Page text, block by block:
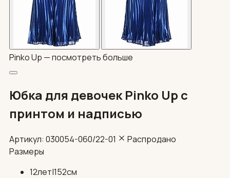
Pinko Up —посмотреть больше
Юбка для девочек Pinko Up с
принтом и надписью
Артикул: 030054-060/22-01
Распродано
Размеры
12лет|152см